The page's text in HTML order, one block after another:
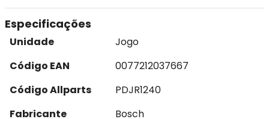
Especificações
Unidade
Jogo
Código EAN
0077212037667
Código Allparts
PDJR1240
Fabricante
Bosch